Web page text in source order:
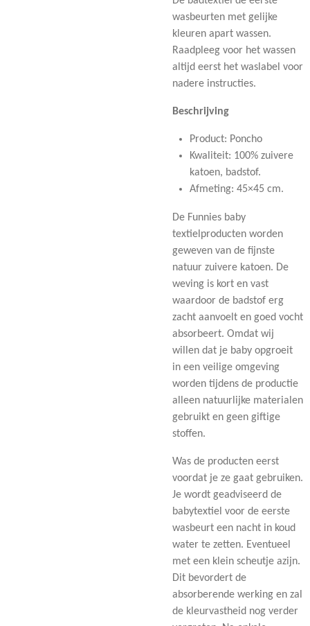
wasbeurten met gelijke
kleuren apart wassen.
Raadpleeg voor het wassen
altijd eerst het waslabel voor
nadere instructies.
Beschrijving
Product: Poncho
Kwaliteit: 100% zuivere
katoen, badstof.
Afmeting: 45×45 cm.
De Funnies baby
textielproducten worden
geweven van de fijnste
natuur zuivere katoen. De
weving is kort en vast
waardoor de badstof erg
zacht aanvoelt en goed vocht
absorbeert. Omdat wij
willen dat je baby opgroeit
in een veilige omgeving
worden tijdens de productie
alleen natuurlijke materialen
gebruikt en geen giftige
stoffen.
Was de producten eerst
voordat je ze gaat gebruiken.
Je wordt geadviseerd de
babytextiel voor de eerste
wasbeurt een nacht in koud
water te zetten. Eventueel
met een klein scheutje azijn.
Dit bevordert de
absorberende werking en zal
de kleurvastheid nog verder